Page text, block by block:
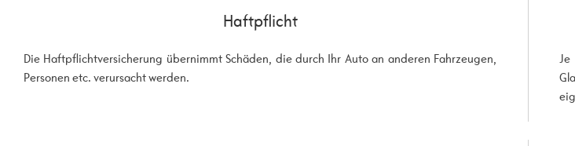
Haftpflicht
Die Haftpflichtversicherung übernimmt Schäden, die durch Ihr Auto an anderen Fahrzeugen,
Personen etc. verursacht werden.
Je